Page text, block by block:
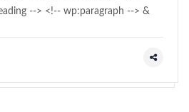
--> <!-- wp:paragraph --> &